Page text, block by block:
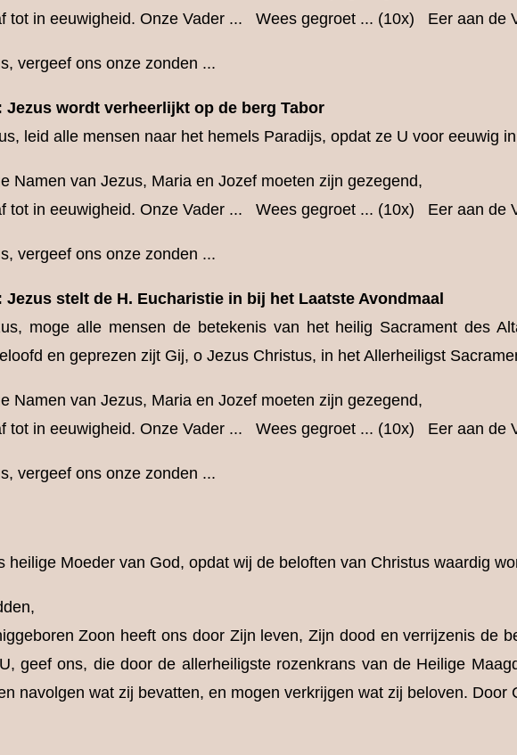
tot in eeuwigheid. Onze Vader ... Wees gegroet ... (10x) Eer aan de
vergeef ons onze zonden ...
Jezus wordt verheerlijkt op de berg Tabor
leid alle mensen naar het hemels Paradijs, opdat ze U voor eeuwig
Namen van Jezus, Maria en Jozef moeten zijn gezegend,
tot in eeuwigheid. Onze Vader ... Wees gegroet ... (10x) Eer aan de
vergeef ons onze zonden ...
Jezus stelt de H. Eucharistie in bij het Laatste Avondmaal
moge alle mensen de betekenis van het heilig Sacrament des
en geprezen zijt Gij, o Jezus Christus, in het Allerheiligst
Namen van Jezus, Maria en Jozef moeten zijn gezegend,
tot in eeuwigheid. Onze Vader ... Wees gegroet ... (10x) Eer aan de
vergeef ons onze zonden ...
heilige Moeder van God, opdat wij de beloften van Christus waardig
Zoon heeft ons door Zijn leven, Zijn dood en verrijzenis de
geef ons, die door de allerheiligste rozenkrans van de Heilige
navolgen wat zij bevatten, en mogen verkrijgen wat zij beloven. Door